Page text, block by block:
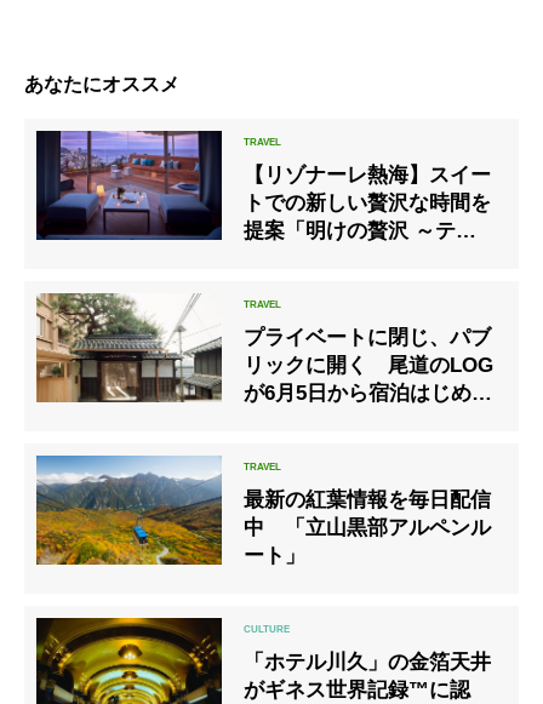
あなたにオススメ
【リゾナーレ熱海】スイー
トでの新しい贅沢な時間を
提案「明けの贅沢 ～テラス
プライベートに閉じ、パブ
リックに開く 尾道のLOG
が6月5日から宿泊はじめ営
最新の紅葉情報を毎日配信
中 「立山黒部アルペンル
ート」
「ホテル川久」の金箔天井
がギネス世界記録™に認